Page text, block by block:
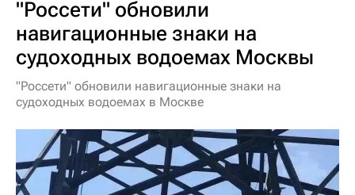
"Россети" обновили
навигационные знаки на
судоходных водоемах Москвы
"Россети" обновили навигационные знаки на
судоходных водоемах в Москве